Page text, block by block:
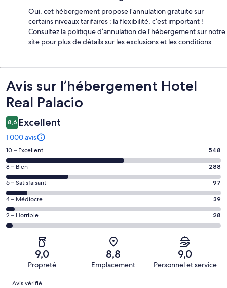
Oui, cet hébergement propose l’annulation gratuite sur
certains niveaux tarifaires ; la flexibilité, c’est important !
Consultez la politique d’annulation de l’hébergement sur notre
site pour plus de détails sur les exclusions et les conditions.
Avis
Avis sur l’hébergement Hotel
Real Palacio
8,6 Excellent
1 000 avis
Note
des
voyageurs
de 10
(Excellent),
d’après 548 avis
sur 1000.
10 – Excellent 548
Note
des
voyageurs
de 8
(Bien),
d’après 288 avis
8 – Bien 288
Note
des
voyageurs
de 6
(Satisfaisant),
d’après 97 avis
sur 1000.
6 – Satisfaisant 97
Note
des
voyageurs
(Médiocre),
d’après 39 avis
sur 1000.
4 – Médiocre 39
Note
des
voyageurs
(Horrible),
d’après 28 avis
sur 1000.
2 – Horrible 28
9,0
Propreté
8,8
Emplacement
9,0
Personnel et service
Avis
Avis vérifié